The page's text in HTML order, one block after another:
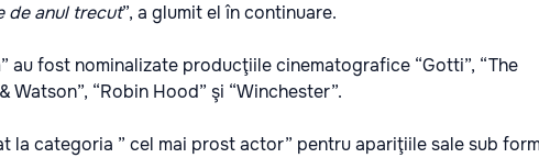
de anul trecut”, a glumit el în continuare.
au fost nominalizate producţiile cinematografice “Gotti”, “The
Watson”, “Robin Hood” şi “Winchester”.
la categoria ” cel mai prost actor” pentru apariţiile sale sub